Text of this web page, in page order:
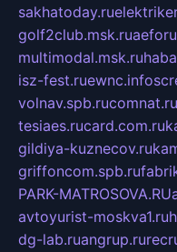
sakhatoday.ru
golf2club.msk.ru
multimodal.msk.ru
isz-fest.ruewnc.info
volnav.spb.rucomnat.ru
tesiaes.rucard.com.ru
gildiya-kuznecov.ru
griffoncom.spb.ru
PARK-MATROSOVA.RU
avtoyurist-moskva1.ru
dg-lab.ruangrup.ru